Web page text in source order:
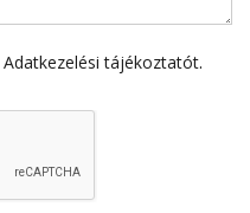
Adatkezelési tájékoztatót.